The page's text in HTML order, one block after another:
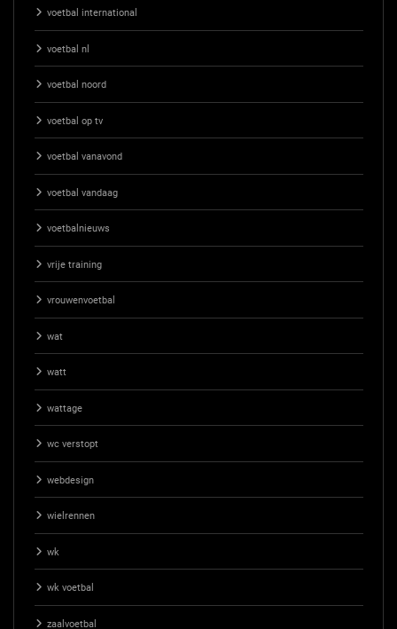
voetbal international
voetbal nl
voetbal noord
voetbal op tv
voetbal vanavond
voetbal vandaag
voetbalnieuws
vrije training
vrouwenvoetbal
wat
watt
wattage
wc verstopt
webdesign
wielrennen
wk
wk voetbal
zaalvoetbal